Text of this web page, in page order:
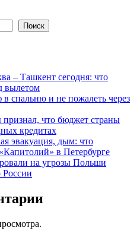
Поиск
– Ташкент сегодня: что
вылетом
спальню и не пожалеть через
что бюджет страны
кредитах
эвакуация, дым: что
в Петербурге
на угрозы Польши